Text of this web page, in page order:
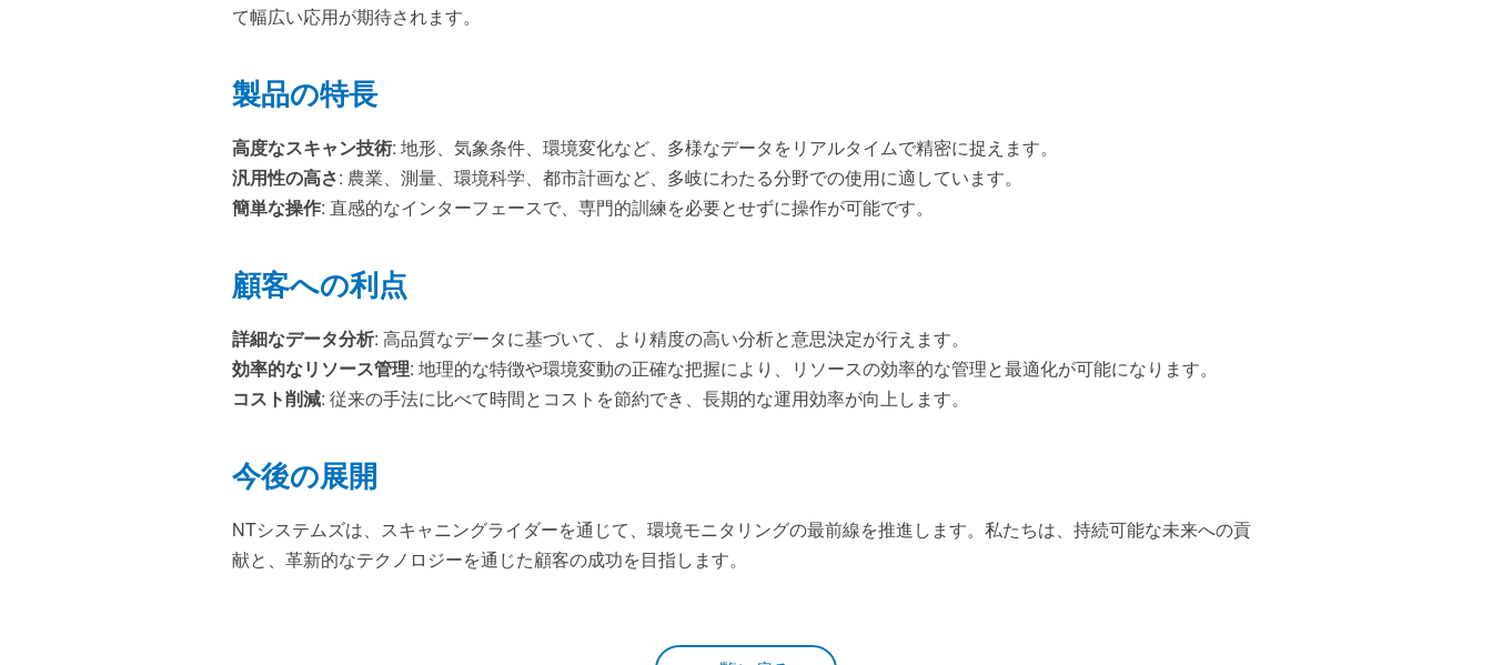
て幅広い応用が期待されます。
製品の特長
高度なスキャン技術: 地形、気象条件、環境変化など、多様なデータをリアルタイムで精密に捉えます。
汎用性の高さ: 農業、測量、環境科学、都市計画など、多岐にわたる分野での使用に適しています。
簡単な操作: 直感的なインターフェースで、専門的訓練を必要とせずに操作が可能です。
顧客への利点
詳細なデータ分析: 高品質なデータに基づいて、より精度の高い分析と意思決定が行えます。
効率的なリソース管理: 地理的な特徴や環境変動の正確な把握により、リソースの効率的な管理と最適化が可能になります。
コスト削減: 従来の手法に比べて時間とコストを節約でき、長期的な運用効率が向上します。
今後の展開
NTシステムズは、スキャニングライダーを通じて、環境モニタリングの最前線を推進します。私たちは、持続可能な未来への貢
献と、革新的なテクノロジーを通じた顧客の成功を目指します。